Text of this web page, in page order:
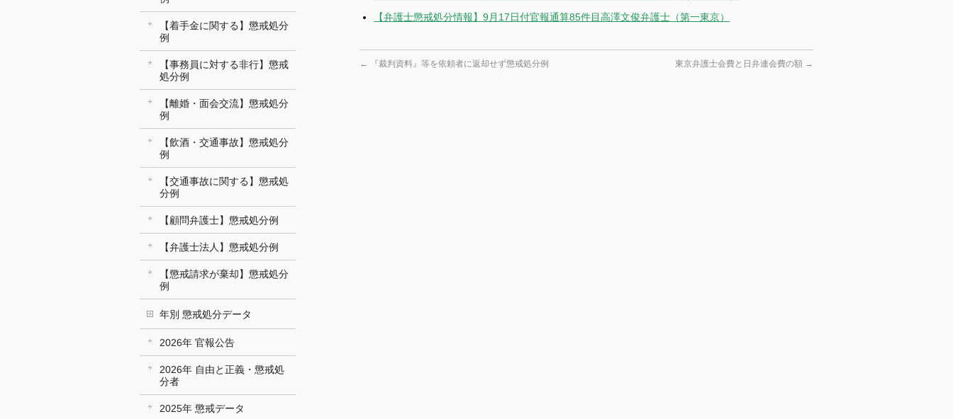
【弁護士懲戒処分情報】9月17日付官報通算85件目高澤文俊弁護士（第一東京）
← 『裁判資料』等を依頼者に返却せず懲戒処分例 東京弁護士会費と日弁連会費の額 →
【着手金に関する】懲戒処分
例
【事務員に対する非行】懲戒
処分例
【離婚・面会交流】懲戒処分
例
【飲酒・交通事故】懲戒処分
例
【交通事故に関する】懲戒処
分例
【顧問弁護士】懲戒処分例
【弁護士法人】懲戒処分例
【懲戒請求が棄却】懲戒処分
例
年別 懲戒処分データ
2026年 官報公告
2026年 自由と正義・懲戒処
分者
2025年 懲戒データ